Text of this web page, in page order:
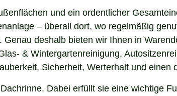
und ein ordentlicher
– überall dort, wo regelmäßig
deshalb bieten wir Ihnen in
& Wintergartenreinigung,
Sicherheit, Werterhalt und einen
Dabei erfüllt sie eine wichtige